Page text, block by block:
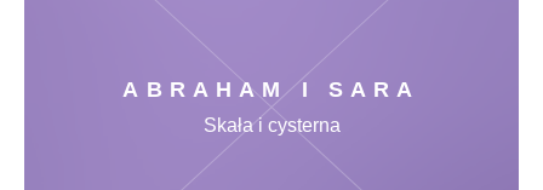
ABRAHAM I SARA
Skała i cysterna